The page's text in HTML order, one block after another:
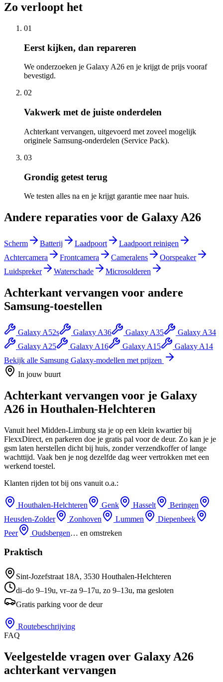
Zo verloopt het
01
Eerst kijken, dan repareren
We onderzoeken je Galaxy A26 en je krijgt de prijs vooraf
bevestigd.
02
Vakwerk met de juiste onderdelen
Achterkant vervangen, uitgevoerd met zoveel mogelijk
originele Samsung-onderdelen (Service Pack).
03
Grondig getest terug
We testen alles na en je krijgt garantie mee naar huis.
Andere reparaties voor de Galaxy A26
Scherm Batterij Laadpoort
Laadpoort reinigen
Achtercamera
Frontcamera Cameralens
Oorspeaker
Luidspreker
Waterschade Microsolderen
Achterkant vervangen voor andere
Samsung-toestellen
Galaxy A52s Galaxy A36 Galaxy A35
Galaxy A34
Galaxy A25
Galaxy A16 Galaxy A15
Galaxy A14
Bekijk alle Samsung Galaxy-modellen met prijzen
In jouw buurt
Achterkant vervangen voor je Galaxy
A26 in Houthalen-Helchteren
Vanuit heel Midden-Limburg sta je op een klein kwartier bij
FlexxDirect, en parkeren doe je gratis pal voor de deur. Zo kan je je
gsm laten herstellen dicht bij huis, zonder verzendkoffer of lange
wachttijd. Vaak ben je nog dezelfde dag weer vertrokken met een
werkend toestel.
Klanten rijden tot bij ons vanuit o.a.:
Houthalen-Helchteren Genk Hasselt
Beringen
Heusden-Zolder
Zonhoven Lummen
Diepenbeek
Peer
Oudsbergen… en omstreken
Praktisch
Sint-Jozefstraat 18A, 3530 Houthalen-Helchteren
di–do 9–19u, vr–za 9–17u, zo 9–13u, ma gesloten
Gratis parking voor de deur
Routebeschrijving
FAQ
Veelgestelde vragen over Galaxy A26
achterkant vervangen